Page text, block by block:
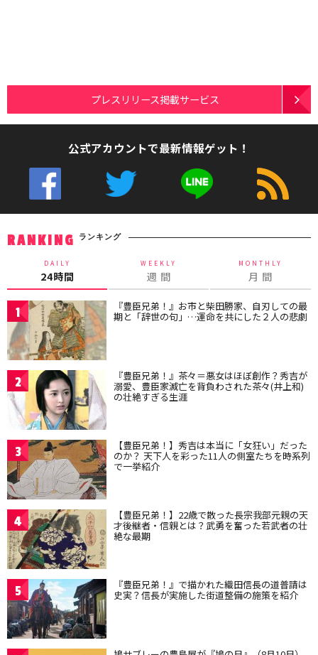
プレスリリース掲載サービス
公式アカウントで最新情報ゲット！
RANKING ランキング
DAILY
24時間
WEEKLY
週 間
MONTHLY
月 間
1 『豊臣兄弟！』お市と柴田勝家、自刃しての最
期と「辞世の句」…運命を共にした２人の悲劇
2 『豊臣兄弟！』茶々＝悪女はほぼ創作？秀吉が
溺愛、豊臣家滅亡を背負わされた茶々(井上和)
の壮絶すぎる生涯
3 【豊臣兄弟！】秀吉は本当に「女狂い」だった
のか？ 天下人を彩った11人の側室たちを時系列
で一挙紹介
4 【豊臣兄弟！】22歳で散った長宗我部元親の天
才後継者・信親とは？武勇を奮った若武者の壮
絶な最期
5 『豊臣兄弟！』で描かれた織田信長の道普請は
史実？信長が実施した街道整備の施策を紹介